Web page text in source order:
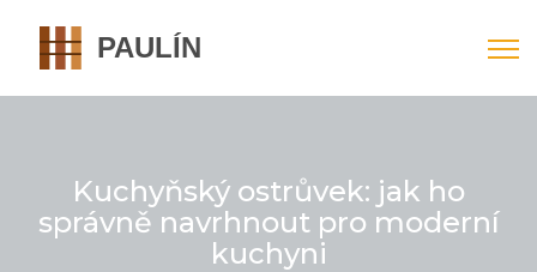
Kuchyňský ostrůvek: jak ho
správně navrhnout pro moderní
kuchyni